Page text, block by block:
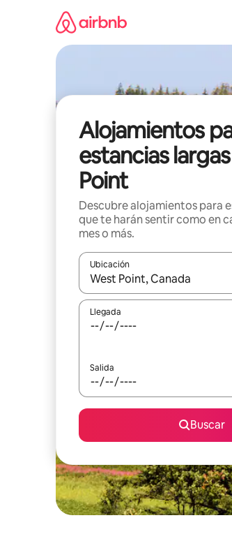
Alojamientos
estancias
Point
Descubre alojamientos para
que te harán sentir como en
mes o más.
Ubicación
Cuando los resultados estén
Llegada
Salida
Buscar